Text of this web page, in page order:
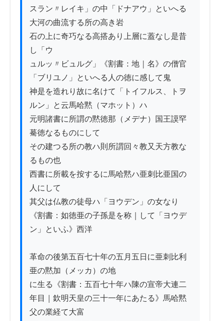
スラン〃レイキ」の中「ドナアウ」といへる
大河の曲流する所の高き岩
石の上に奇巧なる高搭あり上層に蓋なし是昔
し「ウ
ュルッ〃ビュルグ」《割書：地｜名》の僧官
「ブリユノ」といへる人の徳に感して鬼
神是を造れり故に名けて「トイフルス、トヲ
ルン」と云馬哈黙（マホット）ハ
元明諸書に所謂の黙徳那（メデナ）国王謨罕
驀徳なるものにして
その建つる所の教ハ則所謂回々教又天方教な
るもの也
西書に所載を按するに馬哈黙ハ亜刺比亜国の
人にして
其父は仏教の徒母ハ「ヨウデン」の女なり
《割書：如徳亜の子孫是を称｜して「ヨウデ
ン」といふ》西洋
革命の後第五百七十年の五月五日に亜刺比利
亜の黙加（メッカ）の地
に生る《割書：五百七十年ハ陳の宣帝大連二
年目｜欽明天皇の三十一年にあたる》馬哈黙
父の業経て大富